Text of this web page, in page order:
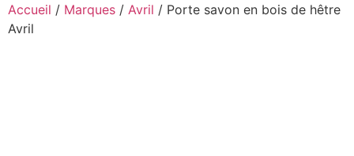
Accueil / Marques / Avril / Porte savon en bois de hêtre
Avril